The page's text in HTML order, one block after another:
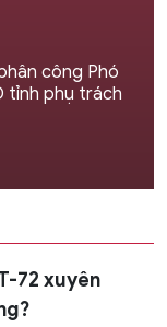
công Phó
tỉnh phụ trách
72 xuyên